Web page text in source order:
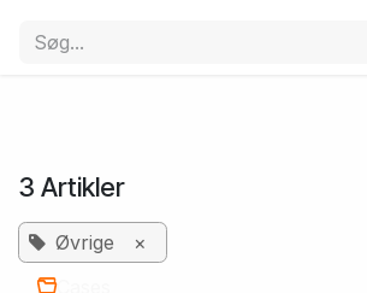
3 Artikler
Øvrige
×
Cases